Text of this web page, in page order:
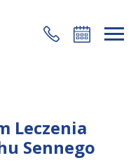
Leczenia
Sennego